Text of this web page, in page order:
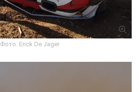
Фото: Erick De Jager